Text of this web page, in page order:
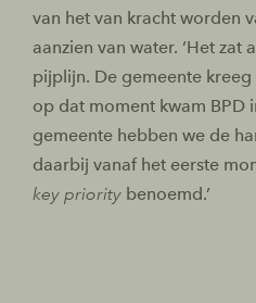
van het van kracht worden
aanzien van water. ‘Het zat
pijplijn. De gemeente
op dat moment kwam BPD
gemeente hebben we de
daarbij vanaf het eerste
key priority benoemd.’